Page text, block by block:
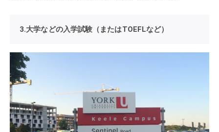
3.大学などの入学試験（またはTOEFLなど）